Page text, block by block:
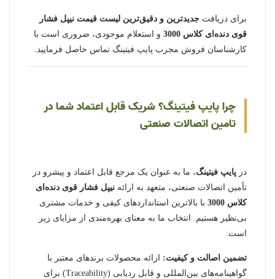
برای دریافت جدیدترین و دقیق‌ترین لیست قیمت نیپل فشار
قوی دنده‌ای کلاس 3000
و استعلام موجودی، ضروری است با
کارشناسان فروش مجرب پایپ فیتینگ تماس حاصل فرمایید.
چرا پایپ فیتینگ؟ شریک قابل اعتماد شما در
تامین اتصالات صنعتی
در پایپ فیتینگ، ما به عنوان یک مرجع قابل اعتماد و پیشرو در
تأمین اتصالات صنعتی، متعهد به ارائه نیپل فشار قوی دنده‌ای
کلاس 3000
با بالاترین استانداردهای کیفی و خدمات مشتری
بی‌نظیر هستیم. انتخاب ما به معنای بهره‌مندی از مزایای زیر
است:
تضمین اصالت و کیفیت: ارائه محصولات برندهای معتبر با
گواهینامه‌های بین‌المللی و قابل ردیابی (Traceability) برای